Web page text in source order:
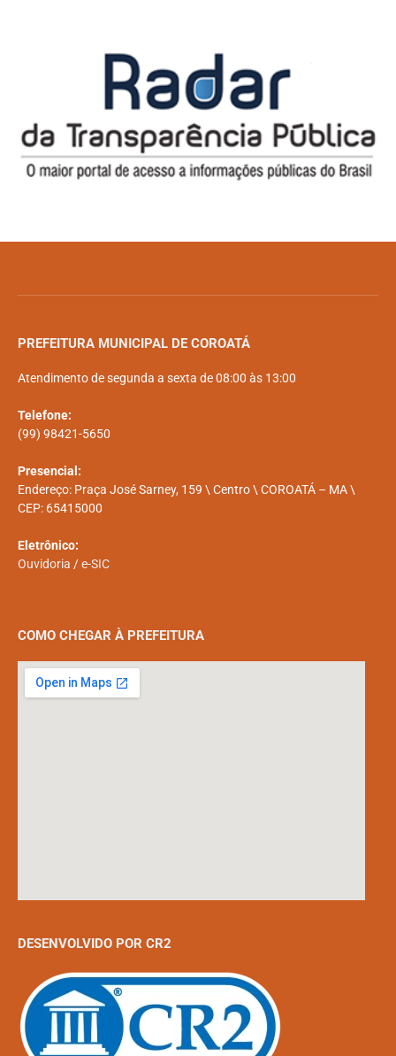
PREFEITURA MUNICIPAL DE COROATÁ
Atendimento de segunda a sexta de 08:00 às 13:00
Telefone:
(99) 98421-5650
Presencial:
Endereço: Praça José Sarney, 159 \ Centro \ COROATÁ – MA \
CEP: 65415000
Eletrônico:
Ouvidoria /e-SIC
COMO CHEGAR À PREFEITURA
DESENVOLVIDO POR CR2